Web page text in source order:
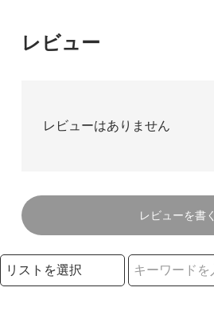
レビュー
レビューはありません
レビューを書く
検索リストの選択